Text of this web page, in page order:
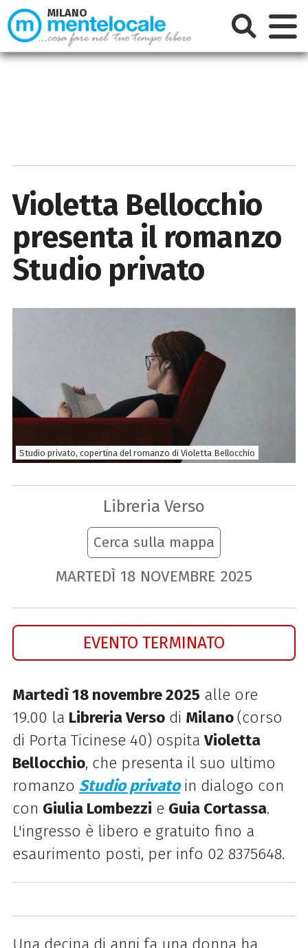
Violetta Bellocchio
presenta il romanzo
Studio privato
Studio privato, copertina del romanzo di Violetta Bellocchio
Libreria Verso
Cerca sulla mappa
MARTEDÌ 18 NOVEMBRE 2025
EVENTO TERMINATO
Martedì 18 novembre 2025 alle ore
19.00 la Libreria Versodi Milano(corso
di Porta Ticinese 40) ospitaVioletta
Bellocchio, che presenta il suo ultimo
romanzo Studio privatoin dialogo con
con Giulia Lombezzi e Guia Cortassa.
L'ingresso è libero e gratuito fino a
esaurimento posti, per info 02 8375648.
MILANO